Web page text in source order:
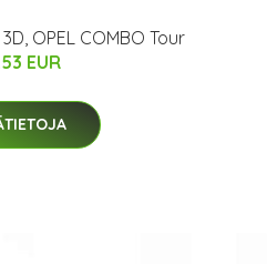
OPEL COMBO Tour
EUR